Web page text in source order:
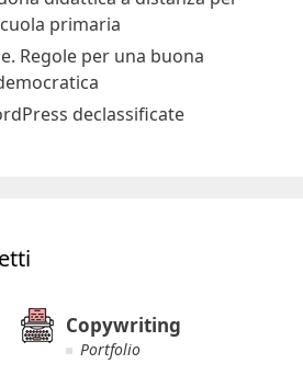
primaria
Regole per una buona
declassificate
Copywriting
Portfolio